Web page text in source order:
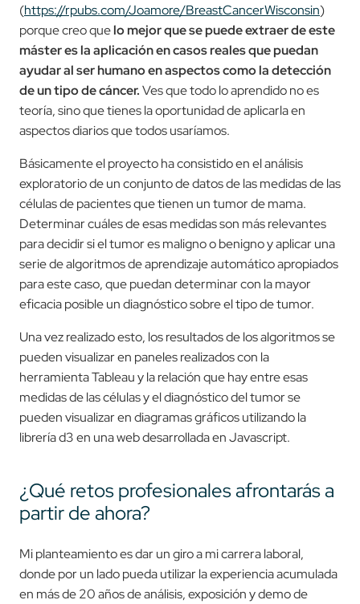
(https://rpubs.com/Joamore/BreastCancerWisconsin)
porque creo quelo mejor que se puede extraer de este
máster es la aplicación en casos reales que puedan
ayudar al ser humano en aspectos como la detección
de un tipo de cáncer.Ves que todo lo aprendido no es
teoría, sino que tienes la oportunidad de aplicarla en
aspectos diarios que todos usaríamos.
Básicamente el proyecto ha consistido en el análisis
exploratorio de un conjunto de datos de las medidas de las
células de pacientes que tienen un tumor de mama.
Determinar cuáles de esas medidas son más relevantes
para decidir si el tumor es maligno o benigno y aplicar una
serie de algoritmos de aprendizaje automático apropiados
para este caso, que puedan determinar con la mayor
eficacia posible un diagnóstico sobre el tipo de tumor.
Una vez realizado esto, los resultados de los algoritmos se
pueden visualizar en paneles realizados con la
herramienta Tableau y la relación que hay entre esas
medidas de las células y el diagnóstico del tumor se
pueden visualizar en diagramas gráficos utilizando la
librería d3 en una web desarrollada en Javascript.
¿Qué retos profesionales afrontarás a
partir de ahora?
Mi planteamiento es dar un giro a mi carrera laboral,
donde por un lado pueda utilizar la experiencia acumulada
en más de 20 años de análisis, exposición y demo de